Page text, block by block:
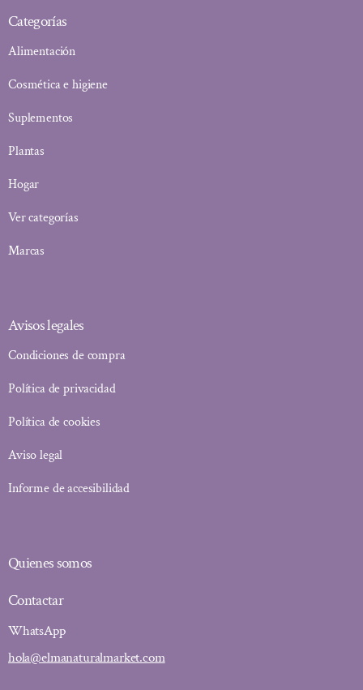
Categorías
Alimentación
Cosmética e higiene
Suplementos
Plantas
Hogar
Ver categorías
Marcas
Avisos legales
Condiciones de compra
Política de privacidad
Política de cookies
Aviso legal
Informe de accesibilidad
Quienes somos
Contactar
WhatsApp
hola@elmanaturalmarket.com